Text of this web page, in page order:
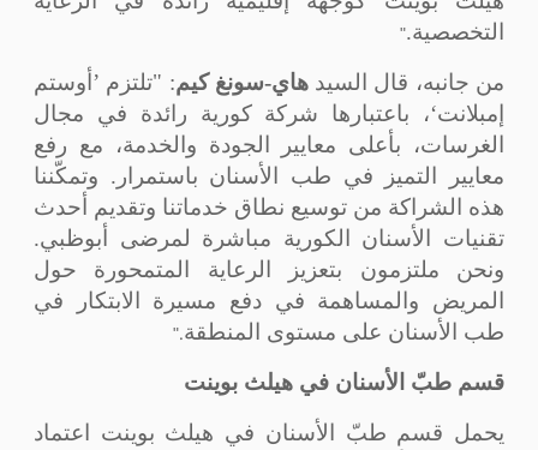
التخصصية.
"
من جانبه، قال السيدهاي-سونغ كيم: "تلتزم ’أوستم
إمبلانت‘، باعتبارها شركة كورية رائدة في مجال
الغرسات، بأعلى معايير الجودة والخدمة، مع رفع
معايير التميز في طب الأسنان باستمرار. وتمكّننا
هذه الشراكة من توسيع نطاق خدماتنا وتقديم أحدث
تقنيات الأسنان الكورية مباشرة لمرضى أبوظبي.
ونحن ملتزمون بتعزيز الرعاية المتمحورة حول
المريض والمساهمة في دفع مسيرة الابتكار في
طب الأسنان على مستوى المنطقة."
قسم طبّ الأسنان في هيلث بوينت
يحمل قسم طبّ الأسنان في هيلث بوينت اعتماد